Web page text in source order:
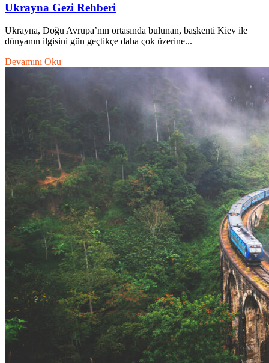
Ukrayna Gezi Rehberi
Ukrayna, Doğu Avrupa’nın ortasında bulunan, başkenti Kiev ile
dünyanın ilgisini gün geçtikçe daha çok üzerine...
Devamını Oku